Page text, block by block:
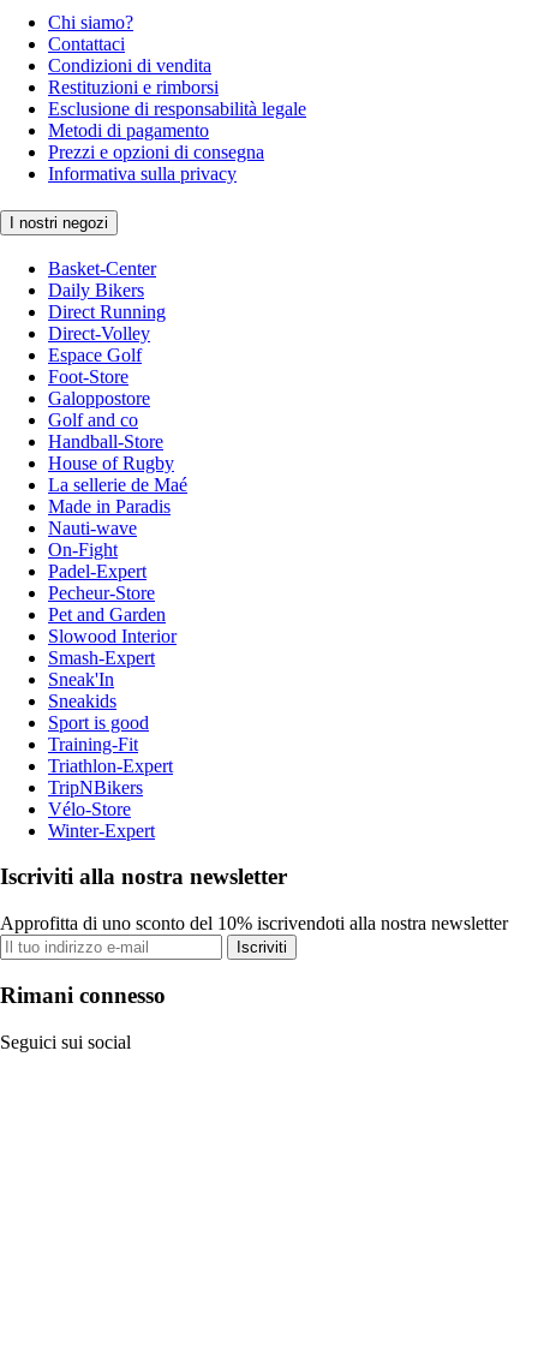
Chi siamo?
Contattaci
Condizioni di vendita
Restituzioni e rimborsi
Esclusione di responsabilità legale
Metodi di pagamento
Prezzi e opzioni di consegna
Informativa sulla privacy
I nostri negozi
Basket-Center
Daily Bikers
Direct Running
Direct-Volley
Espace Golf
Foot-Store
Galoppostore
Golf and co
Handball-Store
House of Rugby
La sellerie de Maé
Made in Paradis
Nauti-wave
On-Fight
Padel-Expert
Pecheur-Store
Pet and Garden
Slowood Interior
Smash-Expert
Sneak'In
Sneakids
Sport is good
Training-Fit
Triathlon-Expert
TripNBikers
Vélo-Store
Winter-Expert
Iscriviti alla nostra newsletter
Approfitta di uno sconto del 10% iscrivendoti alla nostra newsletter
Iscriviti
Rimani connesso
Seguici sui social